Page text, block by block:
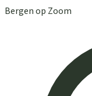
Bergen op Zoom